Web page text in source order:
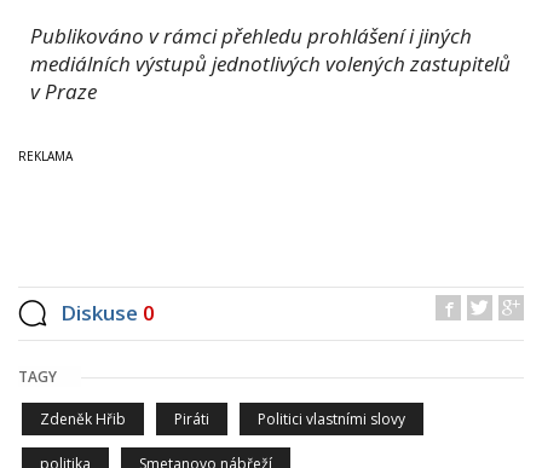
Publikováno v rámci přehledu prohlášení i jiných
mediálních výstupů jednotlivých volených zastupitelů
v Praze
Diskuse 0
TAGY
Zdeněk Hřib Piráti Politici vlastními slovy
politika Smetanovo nábřeží